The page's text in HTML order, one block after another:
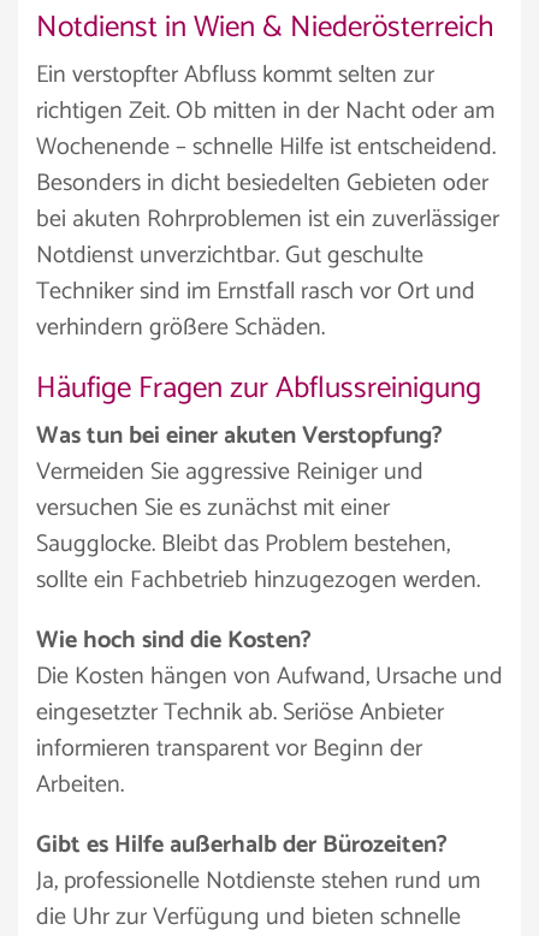
Notdienst in Wien & Niederösterreich
Ein verstopfter Abfluss kommt selten zur
richtigen Zeit. Ob mitten in der Nacht oder am
Wochenende – schnelle Hilfe ist entscheidend.
Besonders in dicht besiedelten Gebieten oder
bei akuten Rohrproblemen ist ein zuverlässiger
Notdienst unverzichtbar. Gut geschulte
Techniker sind im Ernstfall rasch vor Ort und
verhindern größere Schäden.
Häufige Fragen zur Abflussreinigung
Was tun bei einer akuten Verstopfung?
Vermeiden Sie aggressive Reiniger und
versuchen Sie es zunächst mit einer
Saugglocke. Bleibt das Problem bestehen,
sollte ein Fachbetrieb hinzugezogen werden.
Wie hoch sind die Kosten?
Die Kosten hängen von Aufwand, Ursache und
eingesetzter Technik ab. Seriöse Anbieter
informieren transparent vor Beginn der
Arbeiten.
Gibt es Hilfe außerhalb der Bürozeiten?
Ja, professionelle Notdienste stehen rund um
die Uhr zur Verfügung und bieten schnelle